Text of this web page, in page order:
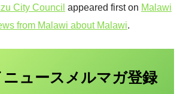
City Council appeared first on Malawi
from Malawi about Malawi.
ュース メルマガ登録